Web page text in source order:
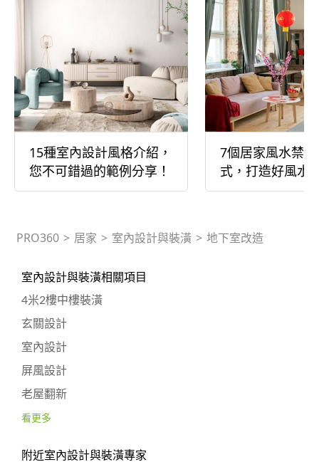
15種室內設計風格介紹，
您不可錯過的範例分享！
7個居家風水禁
式，打造好風水
PRO360 > 居家 > 室內設計與裝潢 > 地下室改造
室內設計與裝潢相關項目
4米2樓中樓裝潢
玄關設計
室內設計
屏風設計
老屋翻新
看更多
附近室內設計與裝潢專家